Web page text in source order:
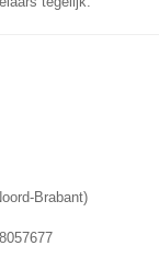
Brabant)